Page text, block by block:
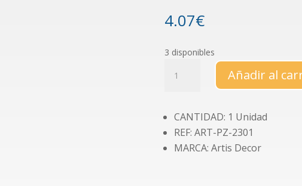
4.07€
3 disponibles
metálica
Añadir al
CANTIDAD: 1 Unidad
REF: ART-PZ-2301
MARCA: Artis Decor